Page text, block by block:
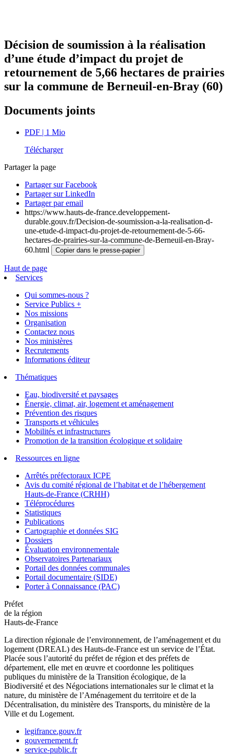
Décision de soumission à la réalisation
d’une étude d’impact du projet de
retournement de 5,66 hectares de prairies
sur la commune de Berneuil-en-Bray (60)
Documents joints
PDF | 1 Mio
Télécharger
Partager la page
Partager sur Facebook
Partager sur LinkedIn
Partager par email
https://www.hauts-de-france.developpement-
durable.gouv.fr/Decision-de-soumission-a-la-realisation-d-
une-etude-d-impact-du-projet-de-retournement-de-5-66-
hectares-de-prairies-sur-la-commune-de-Berneuil-en-Bray-
60.html
Copier dans le presse-papier
Haut de page
Services
Qui sommes-nous ?
Service Publics +
Nos missions
Organisation
Contactez nous
Nos ministères
Recrutements
Informations éditeur
Thématiques
Eau, biodiversité et paysages
Énergie, climat, air, logement et aménagement
Prévention des risques
Transports et véhicules
Mobilités et infrastructures
Promotion de la transition écologique et solidaire
Ressources en ligne
Arrêtés préfectoraux ICPE
Avis du comité régional de l’habitat et de l’hébergement
Hauts-de-France (CRHH)
Téléprocédures
Statistiques
Publications
Cartographie et données SIG
Dossiers
Évaluation environnementale
Observatoires Partenariaux
Portail des données communales
Portail documentaire (SIDE)
Porter à Connaissance (PAC)
Préfet
de la région
Hauts-de-France
La direction régionale de l’environnement, de l’aménagement et du
logement (DREAL) des Hauts-de-France est un service de l’État.
Placée sous l’autorité du préfet de région et des préfets de
département, elle met en œuvre et coordonne les politiques
publiques du ministère de la Transition écologique, de la
Biodiversité et des Négociations internationales sur le climat et la
nature, du ministère de l’Aménagement du territoire et de la
Décentralisation, du ministère des Transports, du ministère de la
Ville et du Logement.
legifrance.gouv.fr
gouvernement.fr
service-public.fr